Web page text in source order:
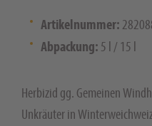
Artikelnummer:
Abpackung: 5 l / 15 l
Herbizid gg. Gemeinen
Unkräuter in